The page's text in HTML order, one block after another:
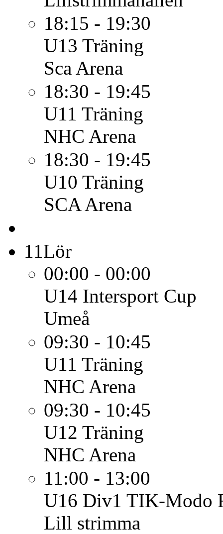
18:15 - 19:30
U13 Träning
Sca Arena
18:30 - 19:45
U11 Träning
NHC Arena
18:30 - 19:45
U10 Träning
SCA Arena
11Lör
00:00 - 00:00
U14 Intersport Cup
Umeå
09:30 - 10:45
U11 Träning
NHC Arena
09:30 - 10:45
U12 Träning
NHC Arena
11:00 - 13:00
U16 Div1 TIK-Modo
Lill strimma